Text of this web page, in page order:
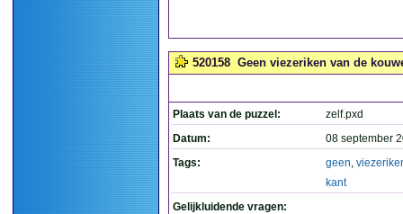
520158 Geen viezeriken van de
Plaats van de puzzel:
zelf.pxd
Datum:
08 september
Tags:
geen,
kant
Gelijkluidende vragen: